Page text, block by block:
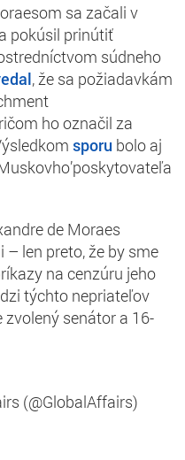
sa začali v
pokúsil prinútiť
súdneho
, že sa požiadavkám
ho označil za
sporu bolo aj
de Moraes
– len preto, že by sme
na cenzúru jeho
týchto nepriateľov
senátor a 16-
(@GlobalAffairs)